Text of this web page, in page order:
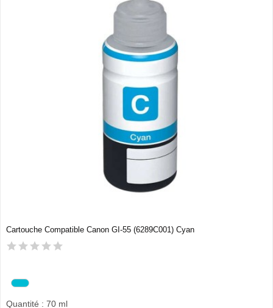
Cartouche Compatible Canon GI-55 (6289C001) Cyan
Quantité : 70 ml